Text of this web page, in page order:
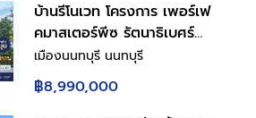
รงเรียน/มหาวิทยาลัย ใกล้โรงพยาบาล/คลีนิค
บ้านรีโนเวท โครงการ เพอร์เฟ
คมาสเตอร์พีซ รัตนาธิเบศร์
หลังใหญ่กว่า 75.6 ตร.ว.
พื้นที่ใช้สอย 259.86 ตร.ม.
ฟังก์ชัน 4 ห้องนอน 3 ห้องน้ำ
เมืองนนทบุรี นนทบุรี
฿8,990,000